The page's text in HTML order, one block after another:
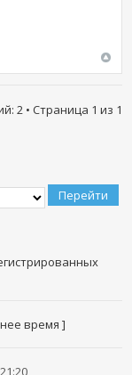
2 • Страница 1 из 1
время ]